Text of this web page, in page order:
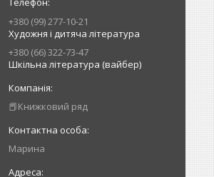
+380 (99) 277-10-21
Художня і дитяча література
+380 (66) 322-73-47
Шкільна література (вайбер)
📕Книжковий ряд
Марина